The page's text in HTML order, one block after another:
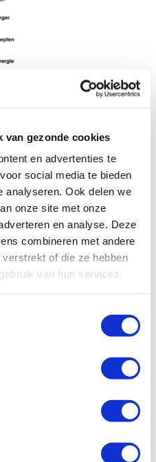
van gezonde cookies
en advertenties te
social media te bieden
analyseren. Ook delen we
onze site met onze
en analyse. Deze
combineren met andere
of die ze hebben
van hun services.
pesto en
Een trial
suiker in een